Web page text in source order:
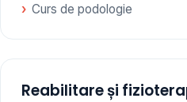
Curs de podologie
Reabilitare și